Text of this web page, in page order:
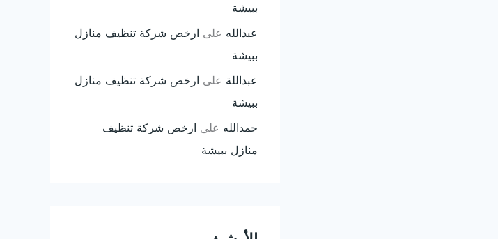
ببيشة
عبدالله على ارخص شركة تنظيف منازل
ببيشة
عبداللة على ارخص شركة تنظيف منازل
ببيشة
حمدالله على ارخص شركة تنظيف
منازل ببيشة